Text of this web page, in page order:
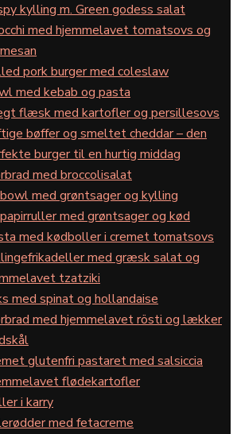
kylling m. Green godess salat
med hjemmelavet tomatsovs og
pork burger med coleslaw
med kebab og pasta
flæsk med kartofler og persillesovs
bøffer og smeltet cheddar – den
burger til en hurtig middag
med broccolisalat
med grøntsager og kylling
med grøntsager og kød
med kødboller i cremet tomatsovs
med græsk salat og
tzatziki
med spinat og hollandaise
med hjemmelavet rösti og lækker
glutenfri pastaret med salsiccia
flødekartofler
i karry
med fetacreme